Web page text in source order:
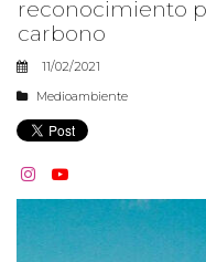
reconocimiento
carbono
11/02/2021
Medioambiente
 